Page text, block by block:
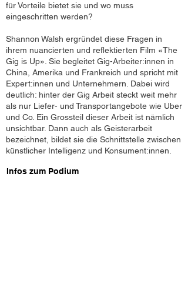
für Vorteile bietet sie und wo muss
eingeschritten werden?
Shannon Walsh ergründet diese Fragen in
ihrem nuancierten und reflektierten Film «The
Gig is Up». Sie begleitet Gig-Arbeiter:innen in
China, Amerika und Frankreich und spricht mit
Expert:innen und Unternehmern. Dabei wird
deutlich: hinter der Gig Arbeit steckt weit mehr
als nur Liefer- und Transportangebote wie Uber
und Co. Ein Grossteil dieser Arbeit ist nämlich
unsichtbar. Dann auch als Geisterarbeit
bezeichnet, bildet sie die Schnittstelle zwischen
künstlicher Intelligenz und Konsument:innen.
Infos zum Podium